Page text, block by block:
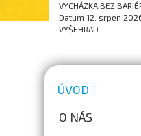
VYCHÁZKA BEZ
Datum 12. srpen
VYŠEHRAD
ÚVOD
O NÁS